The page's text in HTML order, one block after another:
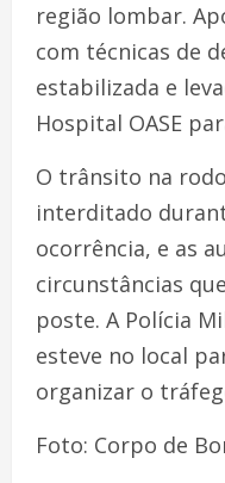
região lombar.
com técnicas de
estabilizada e
Hospital OASE
O trânsito na
interditado
ocorrência, e as
circunstâncias
poste. A Polícia
esteve no local
organizar o
Foto: Corpo de